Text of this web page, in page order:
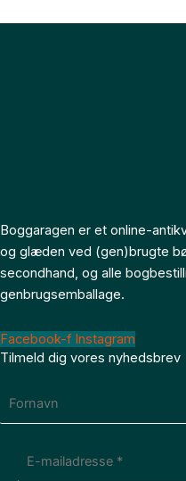
Boggaragen er et online-
og glæden ved (gen)brugte
secondhand, og alle
genbrugsemballage.
Facebook-f Instagram
Tilmeld dig vores nyhedsbrev